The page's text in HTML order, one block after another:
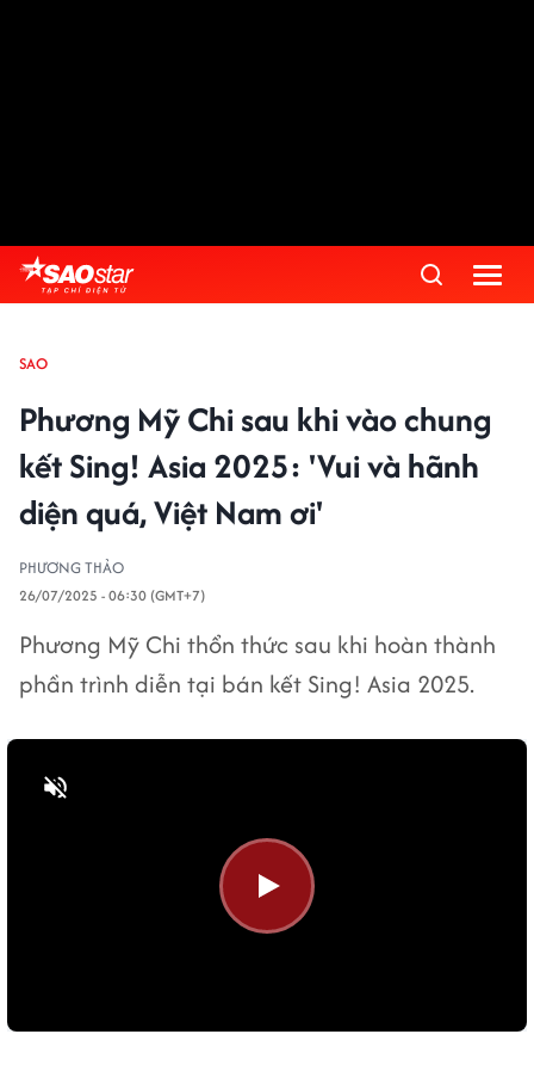
SAO
Phương Mỹ Chi sau khi vào chung
kết Sing! Asia 2025: 'Vui và hãnh
diện quá, Việt Nam ơi'
PHƯƠNG THẢO
26/07/2025 - 06:30 (GMT+7)
Phương Mỹ Chi thổn thức sau khi hoàn thành
phần trình diễn tại bán kết Sing! Asia 2025.